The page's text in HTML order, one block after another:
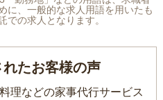
に、一般的な求人用語を用いたも
での求人となります。
たお客様の声
理などの家事代行サービス